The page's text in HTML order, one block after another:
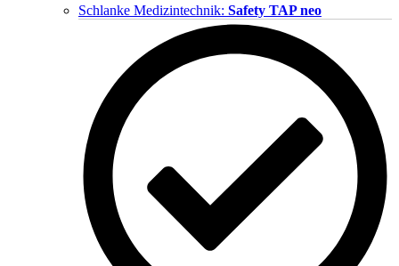
Schlanke Medizintechnik: Safety TAP neo